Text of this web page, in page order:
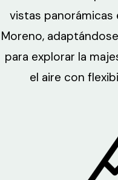
vistas panorámicas
Moreno,
para explorar la
el aire con